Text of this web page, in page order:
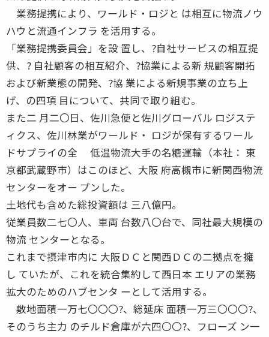
業務提携により、ワールド・ロジと は相互に物流ノウ
ハウと流通インフラ を活用する。
「業務提携委員会」を設 置し、?自社サービスの相互提
供、? 自社顧客の相互紹介、?協業による新 規顧客開拓
および新業態の開発、?協 業による新規事業の立ち上
げ、の四項 目について、共同で取り組む。
また二 月二〇日、佐川急便と佐川グローバル ロジステ
ィクス、佐川林業がワールド・ ロジが保有するワール
ドサプライの全 低温物流大手の名糖運輸（本社： 東
京都武蔵野市）はこのほど、大阪 府高槻市に新関西物流
センターをオー プンした。
土地代も含めた総投資額は 三八億円。
従業員数二七〇人、車両 台数八〇台で、同社最大規模の
物流 センターとなる。
これまで摂津市内に 大阪ＤＣと関西ＤＣの二拠点を擁
し ていたが、これを統合集約して西日本 エリアの業務
拡大のためのハブセンタ ーとして活用する。
敷地面積一万七〇〇〇?、総延床 面積一万三〇〇〇?、
そのうち主力 のチルド倉庫が六四〇〇?、フローズ ン一